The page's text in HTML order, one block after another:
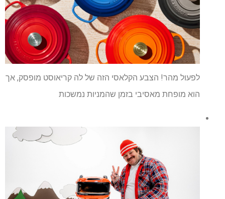
לפעול מהר! הצבע הקלאסי הזה של לה קריאוסט מופסק, אך
הוא מופחת מאסיבי בזמן שהמניות נמשכות